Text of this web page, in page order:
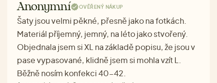
Anonymní OVĚŘENÝ NÁKUP
Šaty jsou velmi pěkné, přesně jako na fotkách.
Materiál příjemný, jemný, na léto jako stvořený.
Objednala jsem si XL na základě popisu, že jsou v
pase vypasované, klidně jsem si mohla vzít L.
Běžně nosím konfekci 40-42.